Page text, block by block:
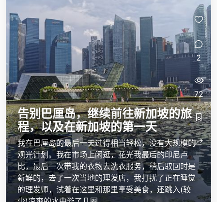
告别巴厘岛，继续前往新加坡的旅
程，以及在新加坡的第一天
我在巴厘岛的最后一天过得相当轻松，没有大规模的
观光计划。我在市场上闲逛，花光我最后的印尼卢
比，最后一次带我的衣物去洗衣服务，稍后取回时是
新鲜的，去了一次当地的理发店，我打扰了正在睡觉
的理发师，试着在这里和那里享受美食，还跳入(较
2
72